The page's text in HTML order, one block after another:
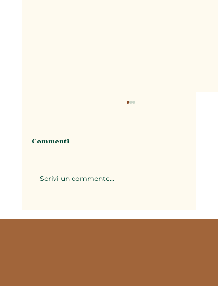
Commenti
Scrivi un commento...